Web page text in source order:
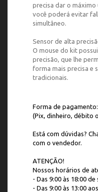
precisa dar o máximo
você poderá evitar
simultâneo.
Sensor de alta
O mouse do kit
precisão, que lhe
forma mais precisa e
tradicionais.
Forma de pagamento:
(Pix, dinheiro, débito
Está com dúvidas?
com o vendedor.
ATENÇÃO!
Nossos horários de
- Das 9:00 às 18:00
- Das 9:00 às 13:00